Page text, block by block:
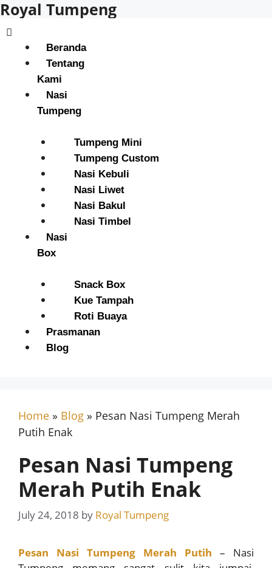
Royal Tumpeng
Beranda
Tentang
Kami
Nasi
Tumpeng
Tumpeng Mini
Tumpeng Custom
Nasi Kebuli
Nasi Liwet
Nasi Bakul
Nasi Timbel
Nasi
Box
Snack Box
Kue Tampah
Roti Buaya
Prasmanan
Blog
Home » Blog » Pesan Nasi Tumpeng Merah
Putih Enak
Pesan Nasi Tumpeng
Merah Putih Enak
July 24, 2018 by Royal Tumpeng
Pesan Nasi Tumpeng Merah Putih – Nasi